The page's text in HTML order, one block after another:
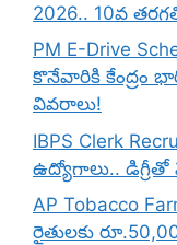
2026.. 10వ
PM E-Drive
కొనేవారికి కేంద్రం
వివరాలు!
IBPS Clerk
ఉద్యోగాలు..
AP Tobacco
రైతులకు